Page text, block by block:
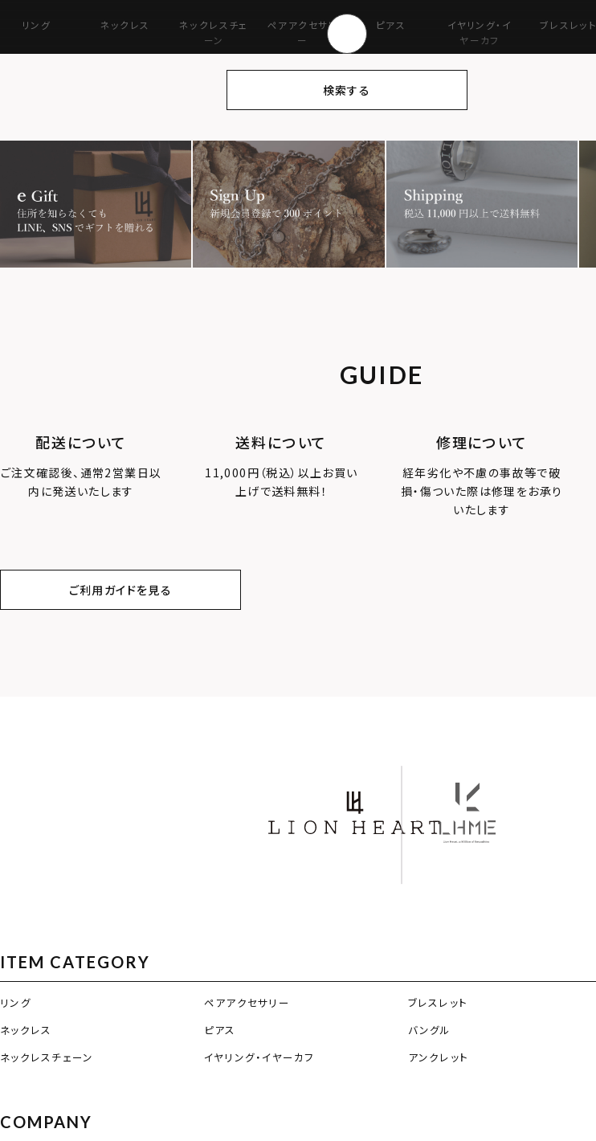
リング ネックレス
ネックレスチェ
ーン
ペアアクセサリ
ー
ピアス
イヤリング・イ
ヤーカフ
ブレスレット
ダブルリング プレート ライオン
アニマル クラウン クロス
ハワイアン
PRICE
検索する
GUIDE
配送について
ご注文確認後、通常2営業日以
内に発送いたします
送料について
11,000円（税込）以上お買い
上げで送料無料！
修理について
経年劣化や不慮の事故等で破
損・傷ついた際は修理をお承り
いたします
ご利用ガイドを見る
ITEM CATEGORY
リング
ネックレス
ネックレスチェーン
ペアアクセサリー
ピアス
イヤリング・イヤーカフ
ブレスレット
バングル
アンクレット
COMPANY